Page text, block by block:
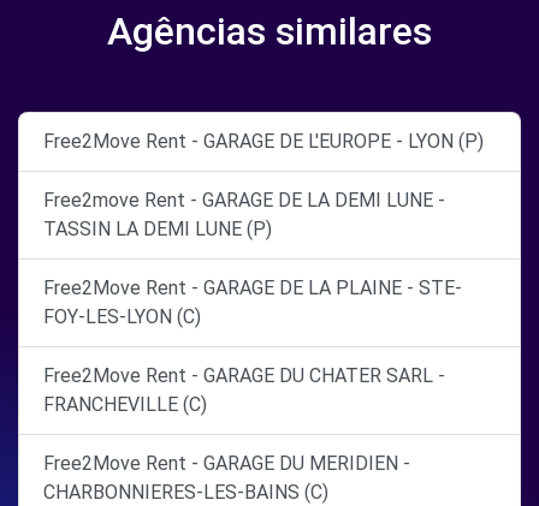
Agências similares
Free2Move Rent - GARAGE DE L'EUROPE - LYON (P)
Free2move Rent - GARAGE DE LA DEMI LUNE -
TASSIN LA DEMI LUNE (P)
Free2Move Rent - GARAGE DE LA PLAINE - STE-
FOY-LES-LYON (C)
Free2Move Rent - GARAGE DU CHATER SARL -
FRANCHEVILLE (C)
Free2Move Rent - GARAGE DU MERIDIEN -
CHARBONNIERES-LES-BAINS (C)